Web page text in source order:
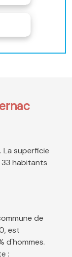
La superficie
habitants
de
est
d'hommes.
: